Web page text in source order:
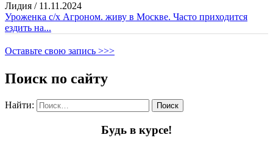
Лидия / 11.11.2024
Уроженка с/х Агроном. живу в Москве. Часто приходится
ездить на...
Оставьте свою запись >>>
Поиск по сайту
Найти:
Будь в курсе!